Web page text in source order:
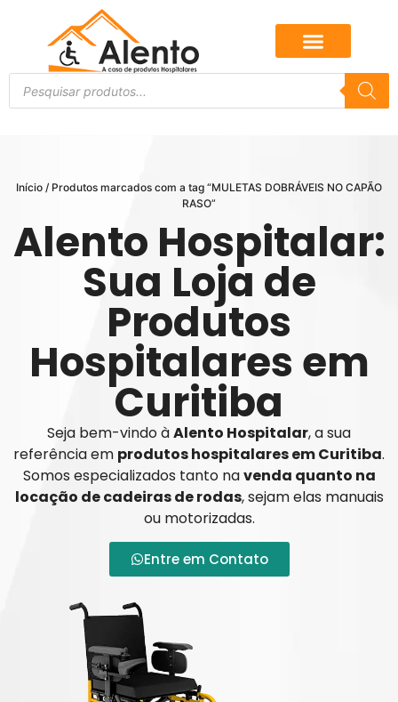
Início / Produtos marcados com a tag “MULETAS DOBRÁVEIS NO CAPÃO
RASO”
Alento Hospitalar:
Sua Loja de
Produtos
Hospitalares em
Curitiba
Seja bem-vindo àAlento Hospitalar, a sua
referência em produtos hospitalares em Curitiba.
Somos especializados tanto navenda quanto na
locação de cadeiras de rodas, sejam elas manuais
ou motorizadas.
Entre em Contato